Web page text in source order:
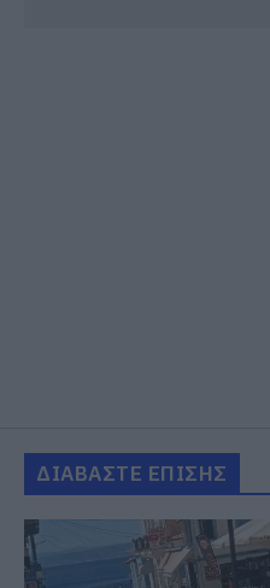
ΔΙΑΒΑΣΤΕ ΕΠΙΣΗΣ